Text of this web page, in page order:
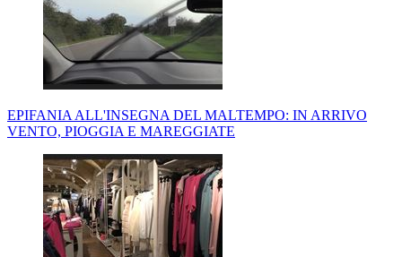
EPIFANIA ALL'INSEGNA DEL MALTEMPO: IN ARRIVO
VENTO, PIOGGIA E MAREGGIATE